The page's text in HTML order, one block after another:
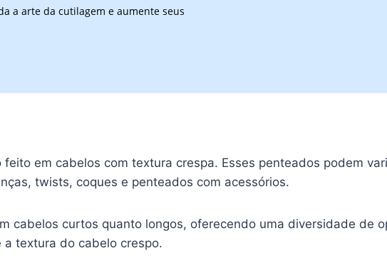
a arte da cutilagem e aumente seus
em cabelos com textura crespa. Esses penteados podem
twists, coques e penteados com acessórios.
cabelos curtos quanto longos, oferecendo uma diversidade de
textura do cabelo crespo.